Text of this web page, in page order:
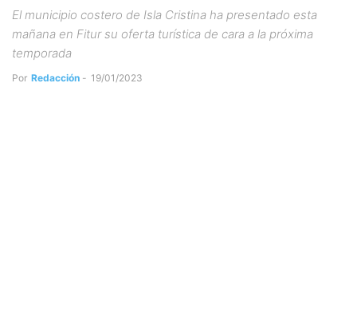
El municipio costero de Isla Cristina ha presentado esta
mañana en Fitur su oferta turística de cara a la próxima
temporada
Por Redacción - 19/01/2023